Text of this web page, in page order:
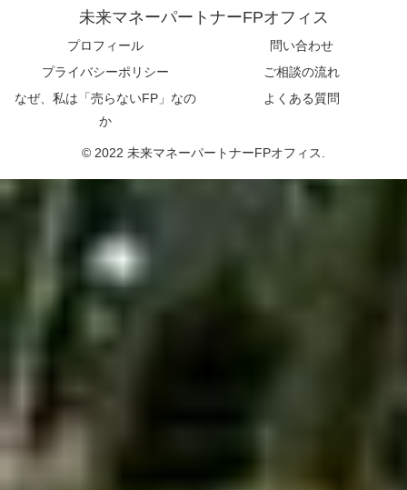
未来マネーパートナーFPオフィス
プロフィール
問い合わせ
プライバシーポリシー
ご相談の流れ
なぜ、私は「売らないFP」なの
か
よくある質問
© 2022 未来マネーパートナーFPオフィス.